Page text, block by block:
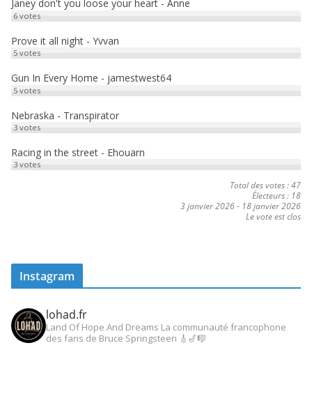
Janey don't you loose your heart - Anne
6votes
Prove it all night - Yvvan
5votes
Gun In Every Home - jamestwest64
5votes
Nebraska - Transpirator
3votes
Racing in the street - Ehouarn
3votes
Total des votes : 47
Électeurs : 18
3 janvier 2026- 18 janvier 2026
Le vote est clos
Instagram
lohad.fr
Land Of Hope And Dreams La communauté francophone
des fans de Bruce Springsteen 🎸🎷🎼